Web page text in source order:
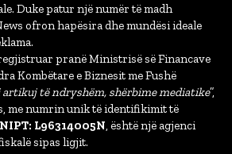
Duke patur një numër të madh
ofron hapësira dhe mundësi ideale
pranë Ministrisë së Financave
Kombëtare e Biznesit me Fushë
artikuj të ndryshëm, shërbime mediatike”,
me numrin unik të identifikimit të
NIPT: L96314005N, është një agjenci
sipas ligjit.